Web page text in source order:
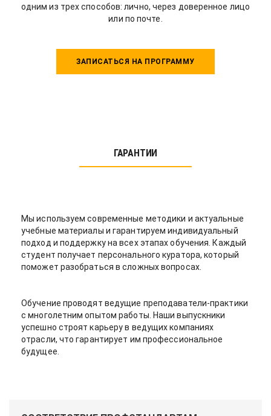
одним из трех способов: лично, через доверенное лицо
или по почте.
ЗАПИСАТЬСЯ НА ПРОГРАММУ
ГАРАНТИИ
Мы используем современные методики и актуальные
учебные материалы и гарантируем индивидуальный
подход и поддержку на всех этапах обучения. Каждый
студент получает персонального куратора, который
поможет разобраться в сложных вопросах.
Обучение проводят ведущие преподаватели-практики
с многолетним опытом работы. Наши выпускники
успешно строят карьеру в ведущих компаниях
отрасли, что гарантирует им профессиональное
будущее.